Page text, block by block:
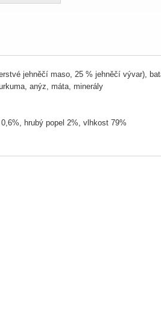
jehněčí maso, 25 % jehněčí vývar),
anýz, máta, minerály
hrubý popel 2%, vlhkost 79%
E (DL-alfa-tokoferyl acetát) 40 mg